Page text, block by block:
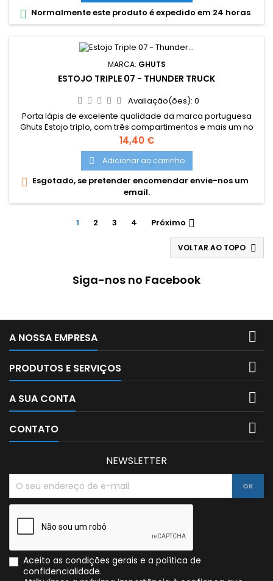
 Normalmente este produto é expedido em 24 horas
MARCA: GHUTS
ESTOJO TRIPLE 07 - THUNDER TRUCK
Avaliação(ões): 0
Porta lápis de excelente qualidade da marca portuguesa
Ghuts Estojo triplo, com três compartimentos e mais um no
fecho interior. Dimensões: 22,5 x 11 x 5 cm Características:
Polyester 600D; Fechos e cursor certificados YKK
Preço
14,40 €
 Adicionar ao carrinho
 Esgotado, se pretender encomendar envie-nos um
email.
1 2 3 4 Próximo 
VOLTAR AO TOPO 
Siga-nos no Facebook
A NOSSA EMPRESA 
PRODUTOS E SERVIÇOS 
A SUA CONTA 
CONTATO 
NEWSLETTER
Aceito as condições gerais e a política de
confidencialidade.